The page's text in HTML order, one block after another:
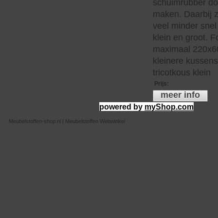
schuimrubber
maken. Daarbij
veel minder
klein en groot.
maximaal
kleinere
tricotkous klein
Prijs:
meer info
powered by myShop.com
Meubelstoffen-shop.nl | Meubelstoffen Webwinkel